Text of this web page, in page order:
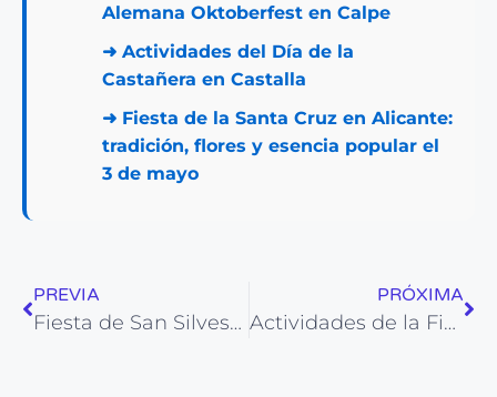
Alemana Oktoberfest en Calpe
➜ Actividades del Día de la
Castañera en Castalla
➜ Fiesta de la Santa Cruz en Alicante:
tradición, flores y esencia popular el
3 de mayo
PREVIA
Fiesta de San Silvestre de Alicante 【CRONOGRAMA COMPLETO】
PRÓXIMA
Actividades de la Fiesta de San Nicolás en Alicante